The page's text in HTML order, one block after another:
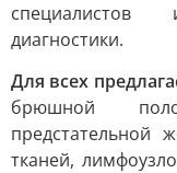
диагностики.
Для всех
брюшной
предстательной
тканей,